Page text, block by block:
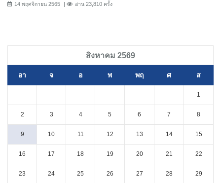
14 พฤศจิกายน 2565 อ่าน 23,810 ครั้ง
สิงหาคม 2569
อา จ อ พ พฤ ศ ส
1
2 3 4 5 6 7 8
9 10 11 12 13 14 15
16 17 18 19 20 21 22
23 24 25 26 27 28 29